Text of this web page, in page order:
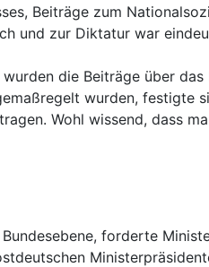
Beiträge zum
und zur Diktatur war
die Beiträge über
wurden, festigte
Wohl wissend, dass
forderte